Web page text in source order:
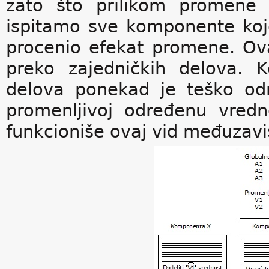
zato što prilikom promene
ispitamo sve komponente
procenio efekat promene.
preko zajedničkih delova.
delova ponekad je teško
promenljivoj određenu
funkcioniše ovaj vid